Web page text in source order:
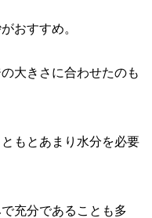
おすすめ。
大きさに合わせたのも
もとあまり水分を必要
充分であることも多